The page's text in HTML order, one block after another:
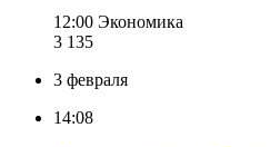
12:00 Экономика
3 135
3 февраля
14:08